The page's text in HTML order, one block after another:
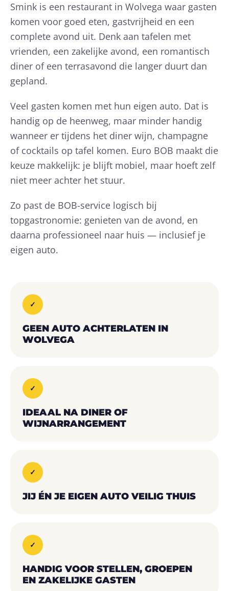
Smink is een restaurant in Wolvega waar gasten
komen voor goed eten, gastvrijheid en een
complete avond uit. Denk aan tafelen met
vrienden, een zakelijke avond, een romantisch
diner of een terrasavond die langer duurt dan
gepland.
Veel gasten komen met hun eigen auto. Dat is
handig op de heenweg, maar minder handig
wanneer er tijdens het diner wijn, champagne
of cocktails op tafel komen. Euro BOB maakt die
keuze makkelijk: je blijft mobiel, maar hoeft zelf
niet meer achter het stuur.
Zo past de BOB-service logisch bij
topgastronomie: genieten van de avond, en
daarna professioneel naar huis — inclusief je
eigen auto.
✓
GEEN AUTO ACHTERLATEN IN
WOLVEGA
✓
IDEAAL NA DINER OF
WIJNARRANGEMENT
✓
JIJ ÉN JE EIGEN AUTO VEILIG THUIS
✓
HANDIG VOOR STELLEN, GROEPEN
EN ZAKELIJKE GASTEN